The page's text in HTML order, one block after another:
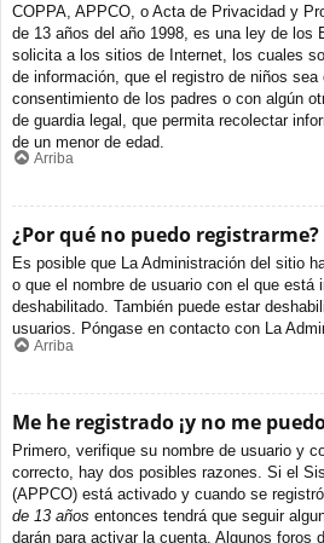
COPPA, APPCO, o Acta de Privacidad y
de 13 años del año 1998, es una ley de los
solicita a los sitios de Internet, los cuales
de información, que el registro de niños
consentimiento de los padres o con algún
de guardia legal, que permita recolectar
de un menor de edad.
Arriba
¿Por qué no puedo registrarme?
Es posible que La Administración del sitio
o que el nombre de usuario con el que está
deshabilitado. También puede estar
usuarios. Póngase en contacto con La
Arriba
Me he registrado ¡y no me
Primero, verifique su nombre de usuario y
correcto, hay dos posibles razones. Si el
(APPCO) está activado y cuando se
de 13 años entonces tendrá que seguir
darán para activar la cuenta. Algunos foros